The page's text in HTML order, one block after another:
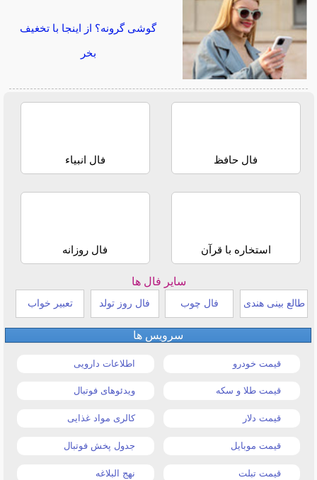
گوشی گرونه؟ از اینجا با تخغیف
بخر
فال حافظ فال انبیاء
استخاره با قرآن فال روزانه
سایر فال ها
طالع بینی هندی فال چوب فال روز تولد تعبیر خواب
سرویس ها
قیمت خودرو اطلاعات دارویی
قیمت طلا و سکه ویدئوهای فوتبال
قیمت دلار کالری مواد غذایی
قیمت موبایل جدول پخش فوتبال
قیمت تبلت نهج البلاغه